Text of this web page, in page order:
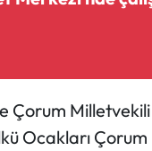
Çorum
Ocakları